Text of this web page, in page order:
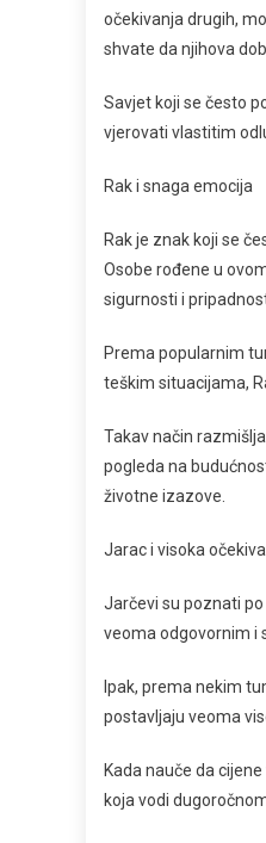
očekivanja drugih,
shvate da njihova
Savjet koji se često
vjerovati vlastitim
Rak i snaga emocija
Rak je znak koji se
Osobe rođene u
sigurnosti i
Prema popularnim
teškim situacijama,
Takav način
pogleda na
životne izazove.
Jarac i visoka
Jarčevi su poznati
veoma odgovornim i
Ipak, prema nekim
postavljaju veoma
Kada nauče da
koja vodi